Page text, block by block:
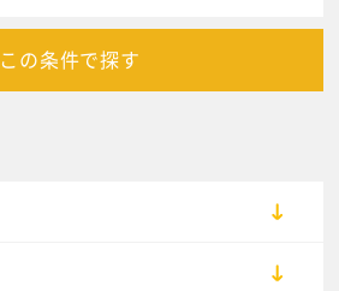
この条件で探す